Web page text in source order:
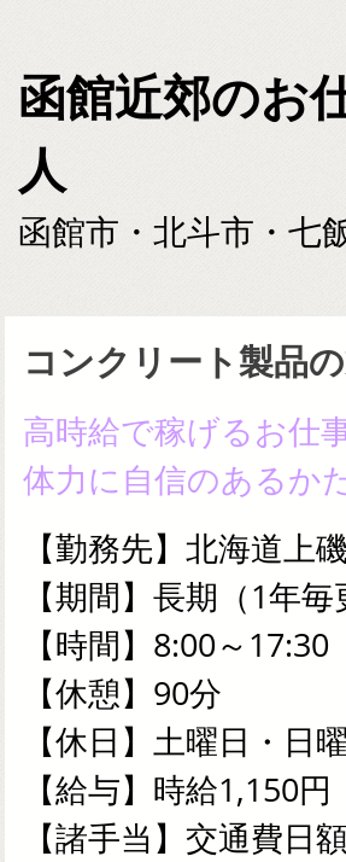
函館近郊のお
人
函館市・北斗市・七
コンクリート製品
高時給で稼げるお仕
体力に自信のあるか
【勤務先】北海道上
【期間】長期（1年
【時間】8:00～
【休憩】90分
【休日】土曜日・日
【給与】時給1,150円
【諸手当】交通費日